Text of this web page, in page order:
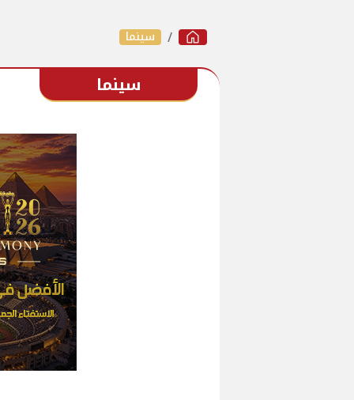
سينما
سينما